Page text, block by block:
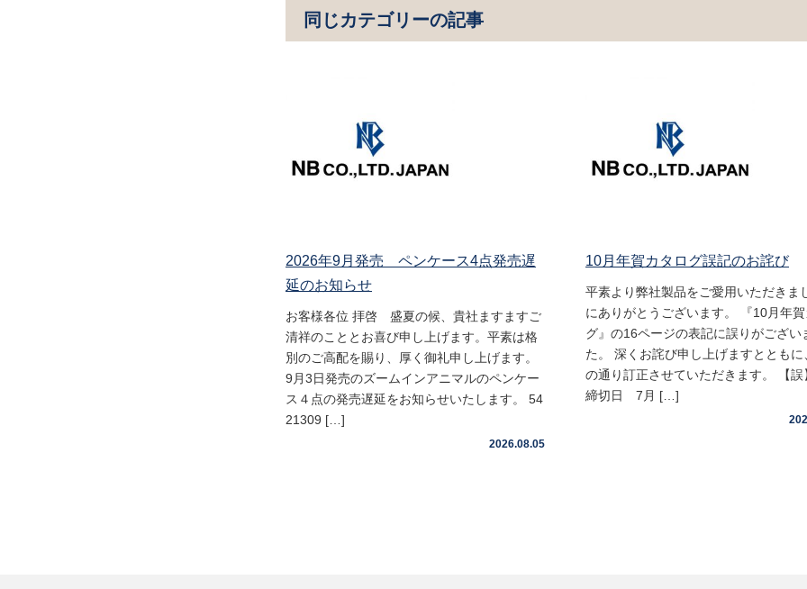
同じカテゴリーの記事
2026年9月発売 ペンケース4点発売遅
延のお知らせ
お客様各位 拝啓 盛夏の候、貴社ますますご
清祥のこととお喜び申し上げます。平素は格
別のご高配を賜り、厚く御礼申し上げます。
9月3日発売のズームインアニマルのペンケー
ス４点の発売遅延をお知らせいたします。 54
21309 […]
2026.08.05
10月年賀カタログ誤記のお詫び
平素より弊社製品をご愛用いただきま
にありがとうございます。 『10月年
グ』の16ページの表記に誤りがござい
た。 深くお詫び申し上げますとともに
の通り訂正させていただきます。 【誤
締切日 7月 […]